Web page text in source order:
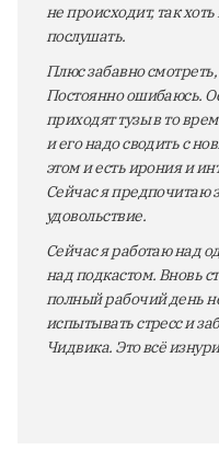
не происходит, так
послушать.
Плюс забавно смотреть,
Постоянно ошибаюсь.
приходят тузы в то
и его надо сводить с
этом и есть ирония и
Сейчас я предпочитаю
удовольствие.
Сейчас я работаю над
над подкастом. Вновь
полный рабочий день
испытывать стресс и
Чидвика. Это всё